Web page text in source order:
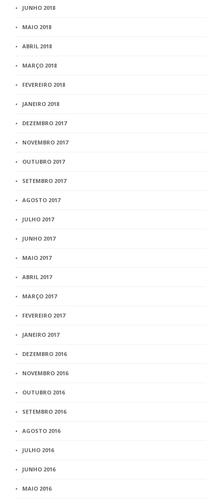
JUNHO 2018
MAIO 2018
ABRIL 2018
MARÇO 2018
FEVEREIRO 2018
JANEIRO 2018
DEZEMBRO 2017
NOVEMBRO 2017
OUTUBRO 2017
SETEMBRO 2017
AGOSTO 2017
JULHO 2017
JUNHO 2017
MAIO 2017
ABRIL 2017
MARÇO 2017
FEVEREIRO 2017
JANEIRO 2017
DEZEMBRO 2016
NOVEMBRO 2016
OUTUBRO 2016
SETEMBRO 2016
AGOSTO 2016
JULHO 2016
JUNHO 2016
MAIO 2016